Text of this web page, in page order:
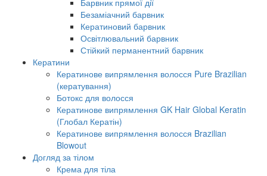
Барвник прямої дії
Безаміачний барвник
Кератиновий барвник
Освітлювальний барвник
Стійкий перманентний барвник
Кератини
Кератинове випрямлення волосся Pure Brazilian
(кератування)
Ботокс для волосся
Кератинове випрямлення GK Hair Global Keratin
(Глобал Кератін)
Кератинове випрямлення волосся Brazilian
Blowout
Догляд за тілом
Крема для тіла